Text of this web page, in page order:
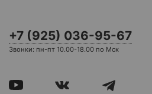
+7 (925) 036-95-67
Звонки: пн-пт 10.00-18.00 по Мск